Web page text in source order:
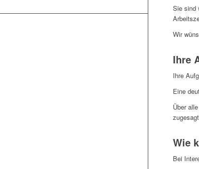
Sie sind
Wir
Ihre
Ihre
Eine
Über
Wie
Bei